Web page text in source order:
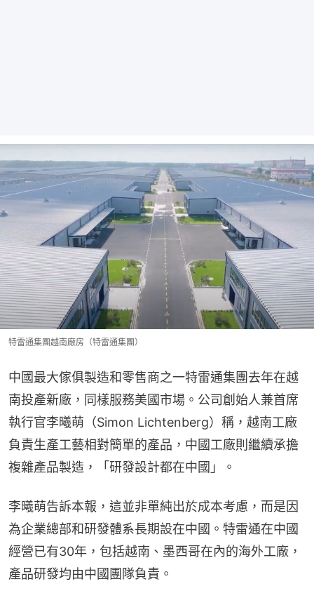
特雷通集團越南廠房（特雷通集團）
中國最大傢俱製造和零售商之一特雷通集團去年在越
南投產新廠，同樣服務美國市場。公司創始人兼首席
執行官李曦萌（Simon Lichtenberg）稱，越南工廠
負責生產工藝相對簡單的產品，中國工廠則繼續承擔
複雜產品製造，「研發設計都在中國」。
李曦萌告訴本報，這並非單純出於成本考慮，而是因
為企業總部和研發體系長期設在中國。特雷通在中國
經營已有30年，包括越南、墨西哥在內的海外工廠，
產品研發均由中國團隊負責。